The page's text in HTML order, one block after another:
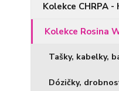
Kolekce CHRPA -
Kolekce Rosina
Tašky, kabelky,
Dózičky,